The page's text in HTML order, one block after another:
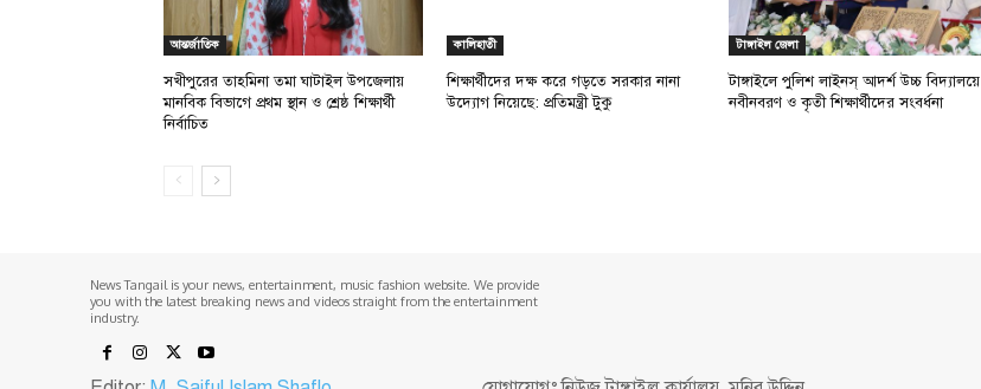
আন্তর্জাতিক
সখীপুরের তাহমিনা তমা ঘাটাইল উপজেলায়
মানবিক বিভাগে প্রথম স্থান ও শ্রেষ্ঠ শিক্ষার্থী
নির্বাচিত
কালিহাতী
শিক্ষার্থীদের দক্ষ করে গড়তে সরকার নানা
উদ্যোগ নিয়েছে: প্রতিমন্ত্রী টুকু
টাঙ্গাইল জেলা
টাঙ্গাইলে পুলিশ লাইনস্ আদর্শ উচ্চ বিদ্যালয়ে
নবীনবরণ ও কৃতী শিক্ষার্থীদের সংবর্ধনা
News Tangail is your news, entertainment, music fashion website. We provide
you with the latest breaking news and videos straight from the entertainment
industry.